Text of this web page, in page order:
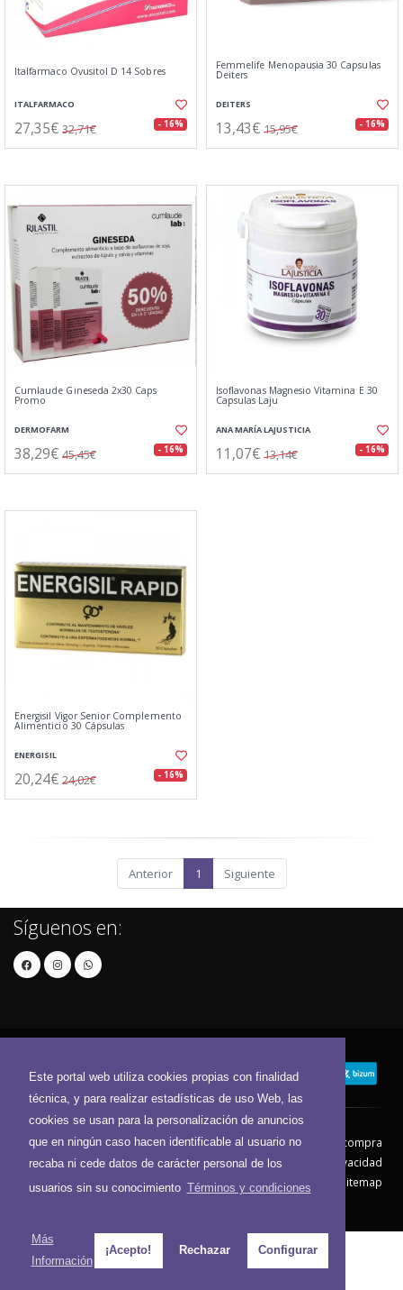
Este portal web utiliza cookies propias con finalidad
técnica, y para realizar estadísticas de uso Web, las
cookies se usan para la personalización de anuncios
que en ningún caso hacen identificable al usuario no
recaba ni cede datos de carácter personal de los
usuarios sin su conocimiento Términos y condiciones
Más
Información
¡Acepto! Rechazar Configurar
Italfarmaco Ovusitol D 14 Sobres
ITALFARMACO
27,35€ 32,71€ - 16%
Femmelife Menopausia 30 Capsulas
Deiters
DEITERS
13,43€ 15,95€ - 16%
Cumlaude Gineseda 2x30 Caps
Promo
DERMOFARM
38,29€ 45,45€ - 16%
Isoflavonas Magnesio Vitamina E 30
Capsulas Laju
ANA MARÍA LAJUSTICIA
11,07€ 13,14€ - 16%
Energisil Vigor Senior Complemento
Alimenticio 30 Cápsulas
ENERGISIL
20,24€ 24,02€ - 16%
Anterior 1 Siguiente
Síguenos en:
Contacto Aviso Legal
Condiciones de compra
Política de envíos
Política de devolución
Política de Privacidad
Política de Cookies
Sitemap